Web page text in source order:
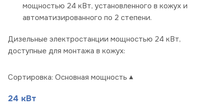
мощностью 24 кВт, установленного в кожух и
автоматизированного по 2 степени.
Дизельные электростанции мощностью 24 кВт,
доступные для монтажа в кожух:
Сортировка: Основная мощность
24 кВт